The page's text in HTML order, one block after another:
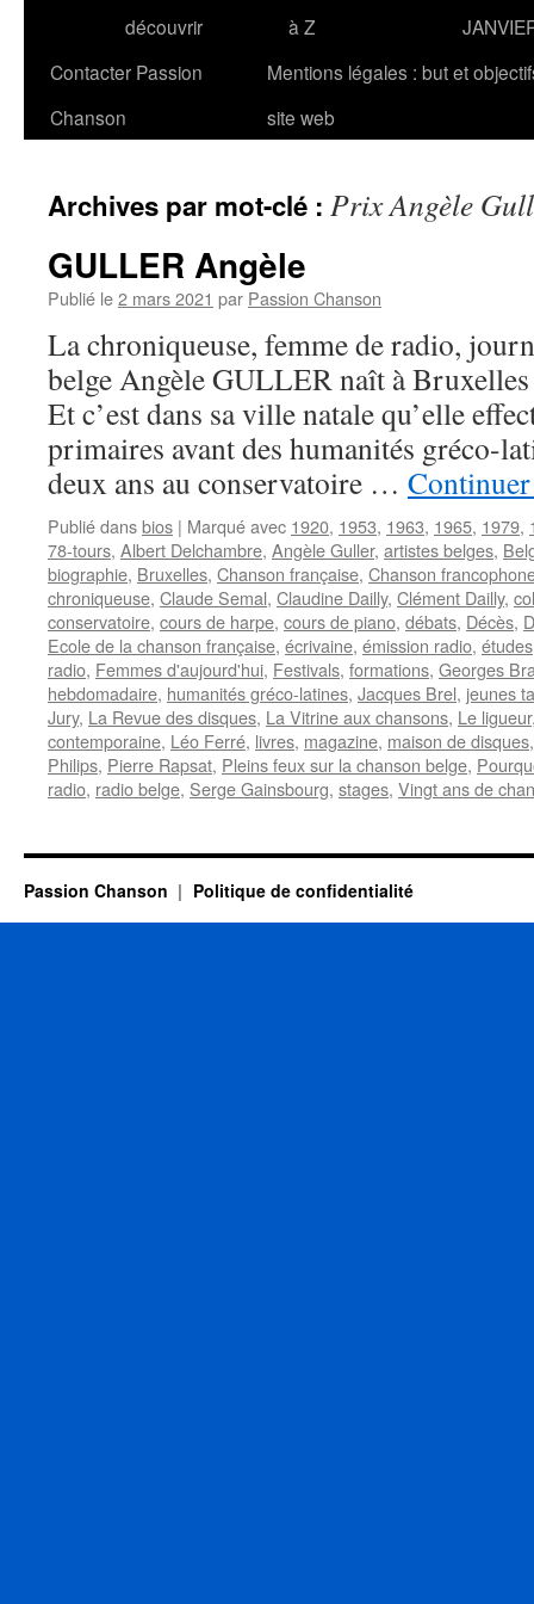
découvrir
à Z
Contacter Passion
Chanson
Mentions légales : but et
site web
Archives par mot-clé : Prix Angèle
GULLER Angèle
Publié le2 mars 2021 par Passion Chanson
La chroniqueuse, femme de radio,
belge Angèle GULLER naît à
Et c’est dans sa ville natale qu’elle
primaires avant des humanités gréco-
deux ans au conservatoire …
Publié dansbios | Marqué avec 1920, 1953, 1963, 1965, 1979,
78-tours, Albert Delchambre, Angèle Guller, artistes belges,
biographie, Bruxelles, Chanson française, Chanson
chroniqueuse, Claude Semal, Claudine Dailly, Clément Dailly,
conservatoire, cours de harpe, cours de piano, débats, Décès,
Ecole de la chanson française, écrivaine, émission radio, études
radio, Femmes d'aujourd'hui, Festivals, formations, Georges
hebdomadaire, humanités gréco-latines, Jacques Brel, jeunes
Jury, La Revue des disques, La Vitrine aux chansons, Le ligueur
contemporaine, Léo Ferré, livres, magazine, maison de disques
Philips, Pierre Rapsat, Pleins feux sur la chanson belge,
radio, radio belge, Serge Gainsbourg, stages, Vingt ans de
Passion Chanson Politique de confidentialité